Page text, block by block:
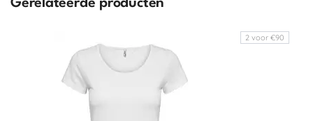
Gerelateerde producten
2 voor €90